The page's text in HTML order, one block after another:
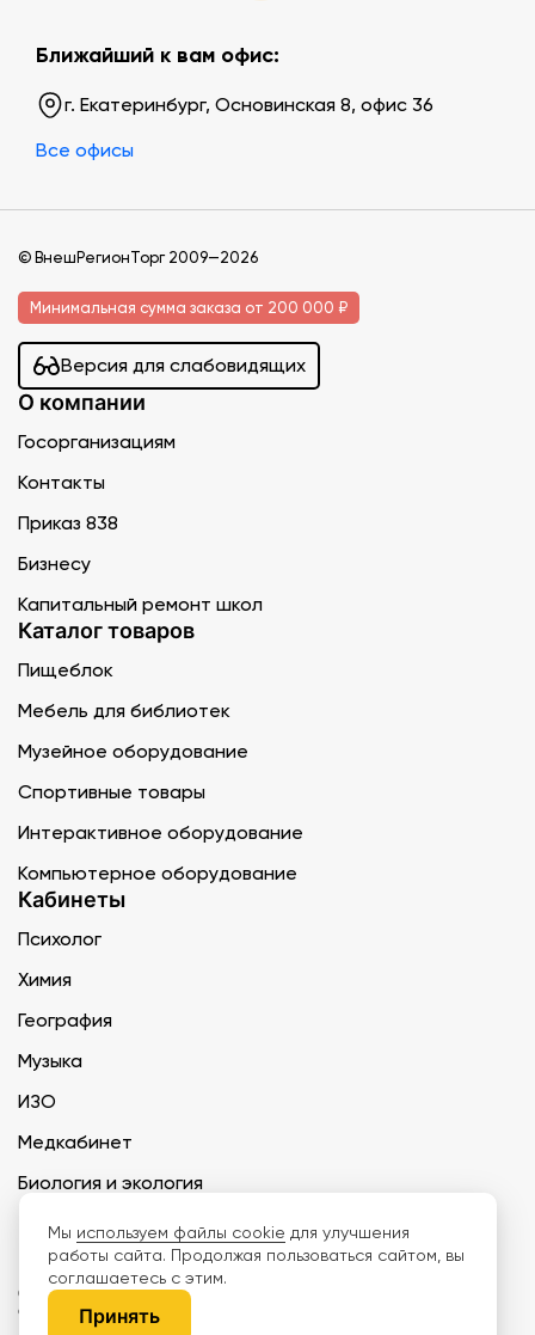
Ближайший к вам офис:
г. Екатеринбург, Основинская 8, офис 36
Все офисы
© ВнешРегионТорг 2009—2026
Минимальная сумма заказа от 200 000 ₽
Версия для слабовидящих
О компании
Госорганизациям
Контакты
Приказ 838
Бизнесу
Капитальный ремонт школ
Каталог товаров
Пищеблок
Мебель для библиотек
Музейное оборудование
Спортивные товары
Интерактивное оборудование
Компьютерное оборудование
Кабинеты
Психолог
Химия
География
Музыка
ИЗО
Медкабинет
Биология и экология
Технология
ООО «Дети наше будущее» ИНН 6671165273 ОГРН 1216600030250 КПП
667101001 БИК 046577674
Мы используем файлы cookie для улучшения
работы сайта. Продолжая пользоваться сайтом, вы
соглашаетесь с этим.
Принять